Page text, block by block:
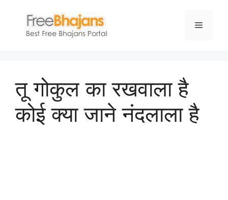
content
Menu
तू गोकुल का रखवाला है
कोई क्या जाने नंदलाला है